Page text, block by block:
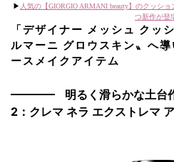
▶︎ 人気の【GIORGIO ARMANI beauty】のクッシ
つ新作が登
「デザイナー メッシュ クッ
ルマーニ グロウスキン〟へ
ースメイクアイテム
明るく滑らかな土台
2：クレマ ネラ エクストレマ